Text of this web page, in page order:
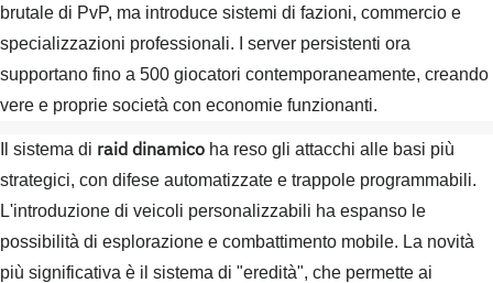
brutale di PvP, ma introduce sistemi di fazioni, commercio e
specializzazioni professionali. I server persistenti ora
supportano fino a 500 giocatori contemporaneamente, creando
vere e proprie società con economie funzionanti.
Il sistema di raid dinamico ha reso gli attacchi alle basi più
strategici, con difese automatizzate e trappole programmabili.
L'introduzione di veicoli personalizzabili ha espanso le
possibilità di esplorazione e combattimento mobile. La novità
più significativa è il sistema di "eredità", che permette ai